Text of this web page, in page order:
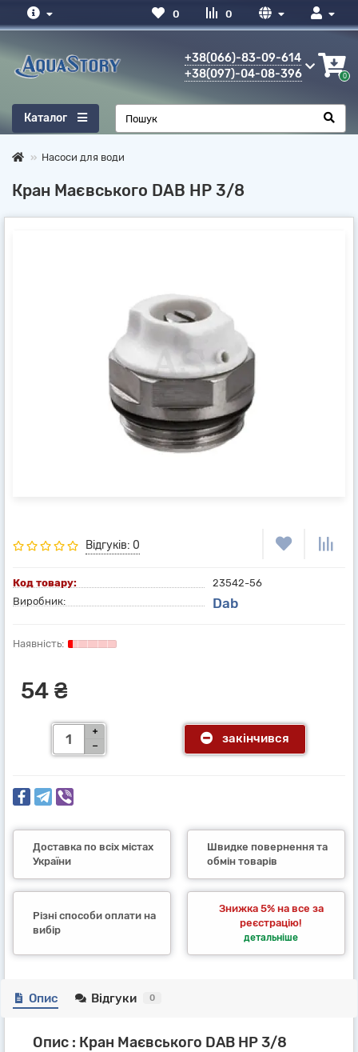
0
0
+38(066)-83-09-614
+38(097)-04-08-396
0
Каталог
Насоси для води
Кран Маєвського DAB НР 3/8
Відгуків: 0
Код товару:
23542-56
Виробник:
Dab
54 ₴
закінчився
Доставка по всіх містах
України
Швидке повернення та
обмін товарів
Різні способи оплати на
вибір
Знижка 5% на все за
реєстрацію!
детальніше
Опис Відгуки 0
Опис : Кран Маєвського DAB НР 3/8